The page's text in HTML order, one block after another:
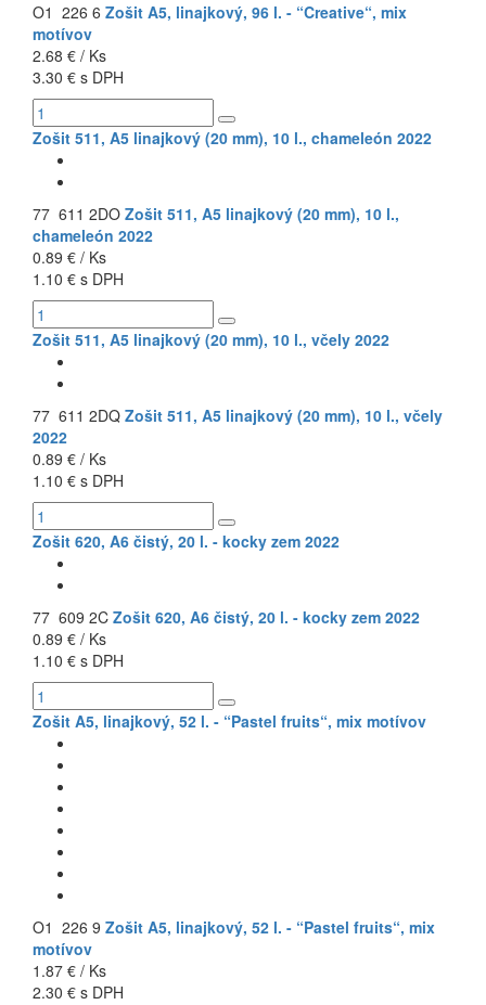
O1 226 6 Zošit A5, linajkový, 96 l. - “Creative“, mix
motívov
2.68 € / Ks
3.30 € s DPH
Zošit 511, A5 linajkový (20 mm), 10 l., chameleón 2022
77 611 2DO Zošit 511, A5 linajkový (20 mm), 10 l.,
chameleón 2022
0.89 € / Ks
1.10 € s DPH
Zošit 511, A5 linajkový (20 mm), 10 l., včely 2022
77 611 2DQ Zošit 511, A5 linajkový (20 mm), 10 l., včely
2022
0.89 € / Ks
1.10 € s DPH
Zošit 620, A6 čistý, 20 l. - kocky zem 2022
77 609 2C Zošit 620, A6 čistý, 20 l. - kocky zem 2022
0.89 € / Ks
1.10 € s DPH
Zošit A5, linajkový, 52 l. - “Pastel fruits“, mix motívov
O1 226 9 Zošit A5, linajkový, 52 l. - “Pastel fruits“, mix
motívov
1.87 € / Ks
2.30 € s DPH